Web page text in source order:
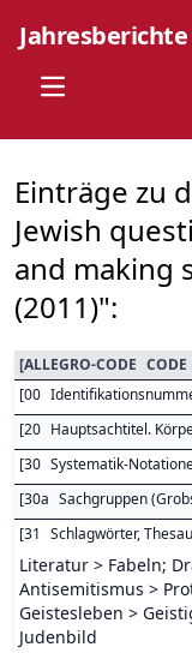
Open main menu
Einträge zu
Jewish
and making
(2011)":
[ALLEGRO-CODE CODE
[00
[20 Hauptsachtitel.
[30 Systematik-
[30a Sachgruppen
[31 Schlagwörter,
Literatur > Fabeln;
Antisemitismus >
Geistesleben >
Judenbild